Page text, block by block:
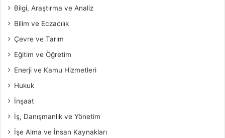
Bilgi, Araştırma ve Analiz
Bilim ve Eczacılık
Çevre ve Tarım
Eğitim ve Öğretim
Enerji ve Kamu Hizmetleri
Hukuk
İnşaat
İş, Danışmanlık ve Yönetim
İşe Alma ve İnsan Kaynakları